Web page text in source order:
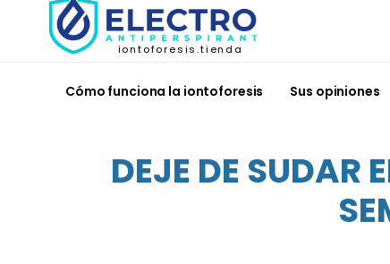
iontoforesis.tienda
Cómo funciona la iontoforesis Sus opiniones
DEJE DE SUDAR